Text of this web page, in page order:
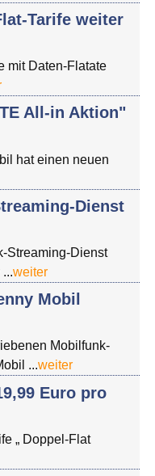
Tarife weiter
mit Daten-Flatate
All-in Aktion"
hat einen neuen
Dienst
Streaming-Dienst
weiter
Mobil
Mobilfunk-
...weiter
Euro pro
„ Doppel-Flat